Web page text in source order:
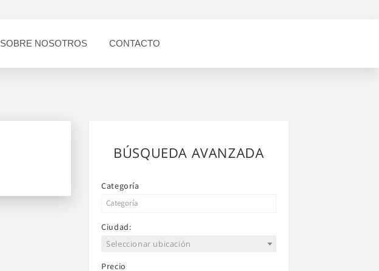
SOBRE NOSOTROS CONTACTO
BÚSQUEDA AVANZADA
Categoría
Ciudad:
Seleccionar ubicación
Precio